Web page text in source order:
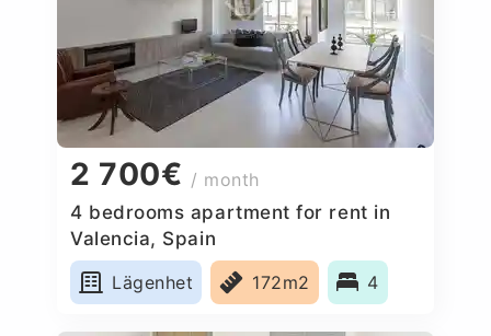
2 700€ / month
4 bedrooms apartment for rent in
Valencia, Spain
Lägenhet
172m2 4